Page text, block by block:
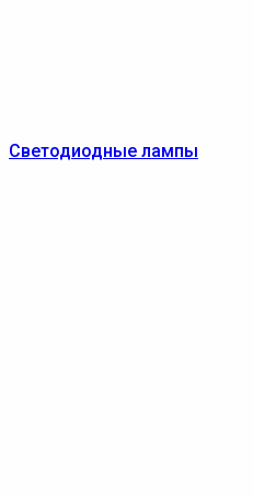
Светодиодные лампы